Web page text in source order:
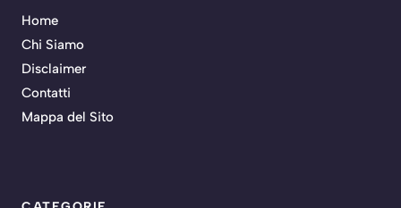
Home
Chi Siamo
Disclaimer
Contatti
Mappa del Sito